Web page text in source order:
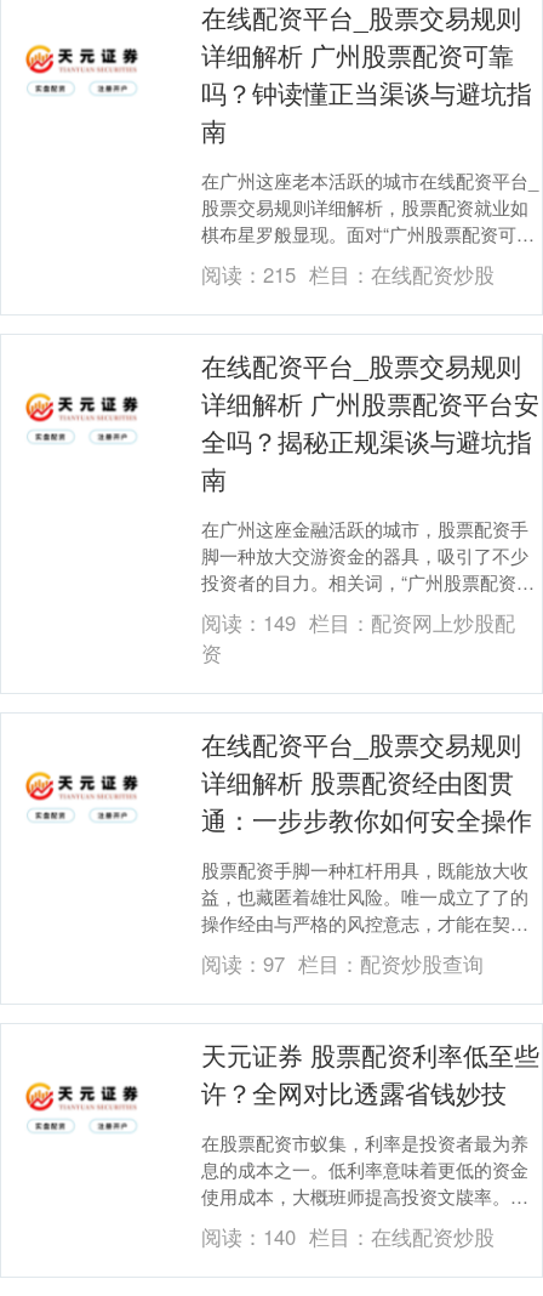
在线配资平台_股票交易规则
详细解析 广州股票配资可靠
吗？钟读懂正当渠谈与避坑指
南
在广州这座老本活跃的城市在线配资平台_
股票交易规则详细解析，股票配资就业如
棋布星罗般显现。面对“广州股票配资可靠
吗？”这一问题，谜底并非浅薄
的“是”或“否”，而....
阅读：215 栏目： 在线配资炒股
在线配资平台_股票交易规则
详细解析 广州股票配资平台安
全吗？揭秘正规渠谈与避坑指
南
在广州这座金融活跃的城市，股票配资手
脚一种放大交游资金的器具，吸引了不少
投资者的目力。相关词，“广州股票配资平
台安全吗？”这个问题，遥远是悬在每位潜
在参与者心头....
阅读： 149 栏目： 配资网上炒股配
资
在线配资平台_股票交易规则
详细解析 股票配资经由图贯
通：一步步教你如何安全操作
股票配资手脚一种杠杆用具，既能放大收
益，也藏匿着雄壮风险。唯一成立了了的
操作经由与严格的风控意志，才能在契机
与风险间找到均衡。以下经由图贯通将一
步步相易你安全操....
阅读：97 栏目： 配资炒股查询
天元证券 股票配资利率低至些
许？全网对比透露省钱妙技
在股票配资市蚁集，利率是投资者最为养
息的成本之一。低利率意味着更低的资金
使用成本，大概班师提高投资文牍率。那
么天元证券，刻下市集上的股票配资利率
究竟能低至些许？....
阅读： 140 栏目： 在线配资炒股